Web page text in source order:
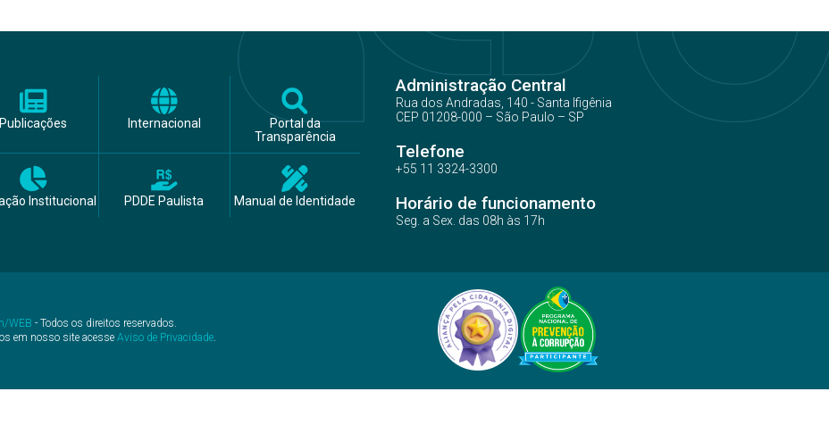
Publicações Internacional
Portal da
Transparência
Institucional PDDE Paulista Manual de Identidade
Administração Central
Rua dos Andradas, 140 - Santa Ifigênia
CEP 01208-000 – São Paulo – SP
Telefone
+55 11 3324-3300
Horário de funcionamento
Seg. a Sex. das 08h às 17h
WEB - Todos os direitos reservados.
em nosso site acesse Aviso de Privacidade